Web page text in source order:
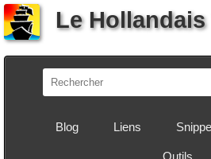
Le Hollandais
Blog Liens
Outils